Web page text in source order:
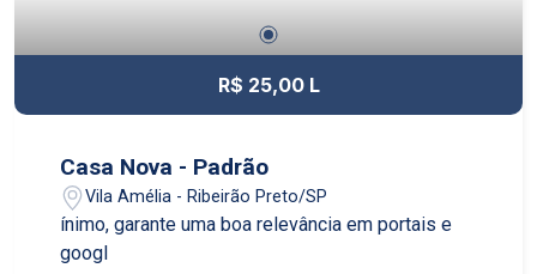
R$ 25,00 L
Casa Nova - Padrão
Vila Amélia - Ribeirão Preto/SP
ínimo, garante uma boa relevância em portais e
googl